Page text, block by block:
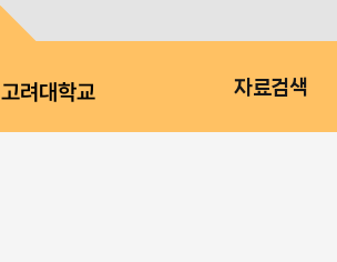
고려대학교 자료검색